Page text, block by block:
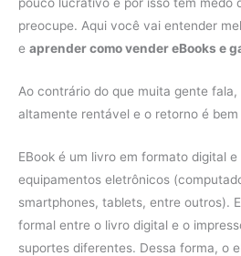
preocupe. Aqui você vai entender
e aprender como vender eBooks e
Ao contrário do que muita gente
altamente rentável e o retorno é bem
EBook é um livro em formato digital
equipamentos eletrônicos
smartphones, tablets, entre outros).
formal entre o livro digital e o
suportes diferentes. Dessa forma, o